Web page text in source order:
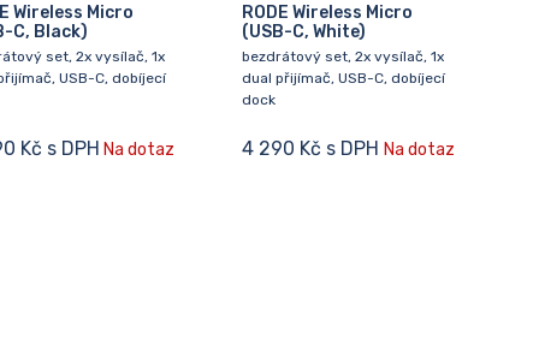
Wireless Micro
C, Black)
set, 2x vysílač, 1x
USB-C, dobíjecí
Kč s DPH Na dotaz
RODE Wireless Micro
(USB-C, White)
bezdrátový set, 2x vysílač, 1x
dual přijímač, USB-C, dobíjecí
dock
4 290 Kč s DPH Na dotaz